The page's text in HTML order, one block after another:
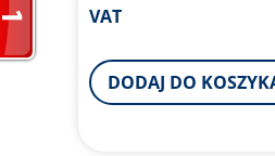
VAT
DODAJ DO